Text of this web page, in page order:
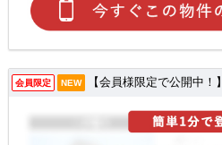
会員限定 NEW 【会員様限定で公開中！】